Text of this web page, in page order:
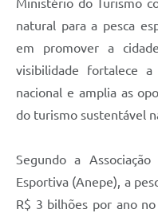
Ministério do Turismo
natural para a pesca
em promover a
visibilidade fortalece
nacional e amplia as
do turismo sustentável
Segundo a
Esportiva (Anepe), a
R$ 3 bilhões por ano